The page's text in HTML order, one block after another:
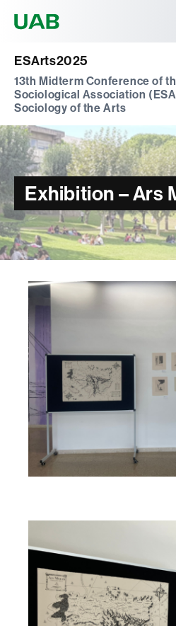
ESArts2025
13th Midterm Conference of
Sociological Association
Sociology of the Arts
Exhibition – Ars